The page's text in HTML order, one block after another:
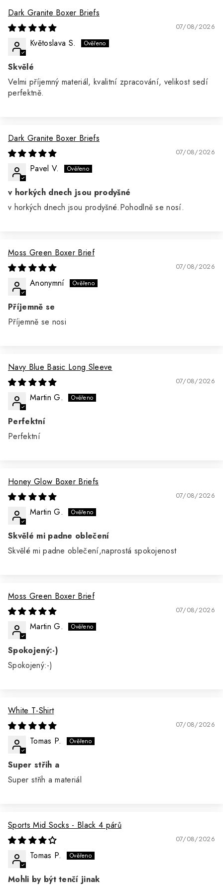
Dark Granite Boxer Briefs
07/08/2026
Květoslava S.
Skvělé
Velmi příjemný materiál, kvalitní zpracování, velikost sedí
perfektně.
Dark Granite Boxer Briefs
07/08/2026
Pavel V.
v horkých dnech jsou prodyšné
v horkých dnech jsou prodyšné.Pohodlně se nosí.
Moss Green Boxer Brief
07/08/2026
Anonymní
Příjemně se
Příjemně se nosi
Navy Blue Basic Long Sleeve
07/08/2026
Martin G.
Perfektní
Perfektní
Honey Glow Boxer Briefs
07/08/2026
Martin G.
Skvělé mi padne oblečení
Skvělé mi padne oblečení,naprostá spokojenost
Moss Green Boxer Brief
07/08/2026
Martin G.
Spokojený:-)
Spokojený:-)
White T-Shirt
07/08/2026
Tomas P.
Super střih a
Super střih a materiál
Sports Mid Socks - Black 4 párů
07/08/2026
Tomas P.
Mohli by být tenčí jinak